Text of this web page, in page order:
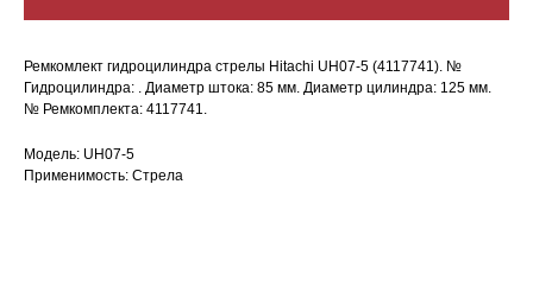
Ремкомлект гидроцилиндра стрелы Hitachi UH07-5 (4117741). №
Гидроцилиндра: . Диаметр штока: 85 мм. Диаметр цилиндра: 125 мм.
№ Ремкомплекта: 4117741.
Модель: UH07-5
Применимость: Стрела